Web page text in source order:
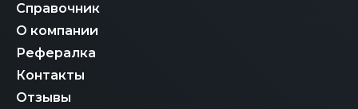
Справочник
О компании
Рефералка
Контакты
Отзывы